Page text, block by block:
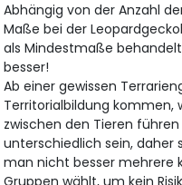
Abhängig von der Anzahl
Maße bei der
als Mindestmaße
besser!
Ab einer gewissen
Territorialbildung kommen,
zwischen den Tieren
unterschiedlich sein, daher
man nicht besser mehrere